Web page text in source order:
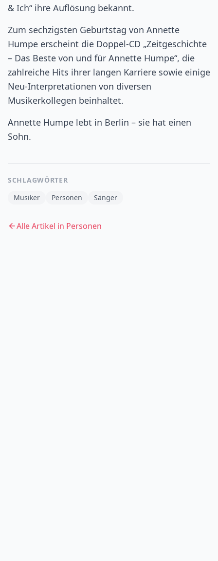
& Ich“ ihre Auflösung bekannt.
Zum sechzigsten Geburtstag von Annette
Humpe erscheint die Doppel-CD „Zeitgeschichte
– Das Beste von und für Annette Humpe“, die
zahlreiche Hits ihrer langen Karriere sowie einige
Neu-Interpretationen von diversen
Musikerkollegen beinhaltet.
Annette Humpe lebt in Berlin – sie hat einen
Sohn.
SCHLAGWÖRTER
Musiker
Personen Sänger
Alle Artikel in Personen